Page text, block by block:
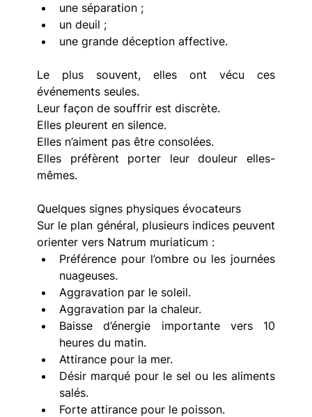
une séparation ;
un deuil ;
une grande déception affective.
Le plus souvent, elles ont vécu ces
événements seules.
Leur façon de souffrir est discrète.
Elles pleurent en silence.
Elles n’aiment pas être consolées.
Elles préfèrent porter leur douleur elles-
mêmes.
Quelques signes physiques évocateurs
Sur le plan général, plusieurs indices peuvent
orienter vers Natrum muriaticum :
Préférence pour l’ombre ou les journées
nuageuses.
Aggravation par le soleil.
Aggravation par la chaleur.
Baisse d’énergie importante vers 10
heures du matin.
Attirance pour la mer.
Désir marqué pour le sel ou les aliments
salés.
Forte attirance pour le poisson.